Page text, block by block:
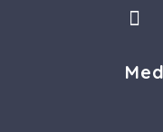
I
n
t